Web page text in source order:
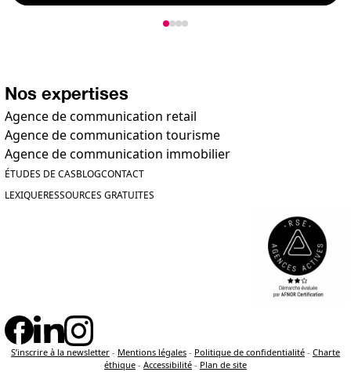
Nos expertises
Agence de communication retail
Agence de communication tourisme
Agence de communication immobilier
ÉTUDES DE CASBLOGCONTACT
LEXIQUERESSOURCES GRATUITES
S’inscrire à la newsletter - Mentions légales - Politique de confidentialité - Charte
éthique - Accessibilité - Plan de site